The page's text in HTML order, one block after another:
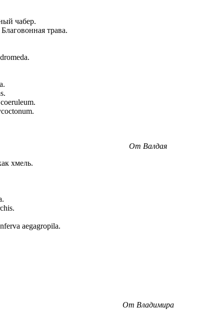
чабер.
трава.
От Валдая
хмель.
aegagropila.
От Владимира